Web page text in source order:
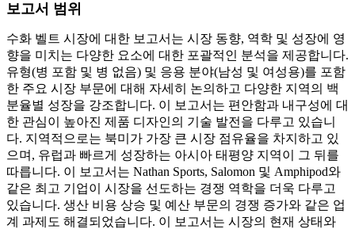
보고서 범위
수화 벨트 시장에 대한 보고서는 시장 동향, 역학 및 성장에 영
향을 미치는 다양한 요소에 대한 포괄적인 분석을 제공합니다.
유형(병 포함 및 병 없음) 및 응용 분야(남성 및 여성용)를 포함
한 주요 시장 부문에 대해 자세히 논의하고 다양한 지역의 백
분율별 성장을 강조합니다. 이 보고서는 편안함과 내구성에 대
한 관심이 높아진 제품 디자인의 기술 발전을 다루고 있습니
다. 지역적으로는 북미가 가장 큰 시장 점유율을 차지하고 있
으며, 유럽과 빠르게 성장하는 아시아 태평양 지역이 그 뒤를
따릅니다. 이 보고서는 Nathan Sports, Salomon 및 Amphipod와
같은 최고 기업이 시장을 선도하는 경쟁 역학을 더욱 다루고
있습니다. 생산 비용 상승 및 예산 부문의 경쟁 증가와 같은 업
계 과제도 해결되었습니다. 이 보고서는 시장의 현재 상태와